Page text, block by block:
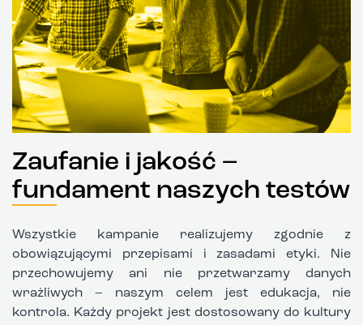
Zaufanie i jakość –
fundament naszych testów
Wszystkie kampanie realizujemy zgodnie z
obowiązującymi przepisami i zasadami etyki. Nie
przechowujemy ani nie przetwarzamy danych
wrażliwych – naszym celem jest edukacja, nie
kontrola. Każdy projekt jest dostosowany do kultury